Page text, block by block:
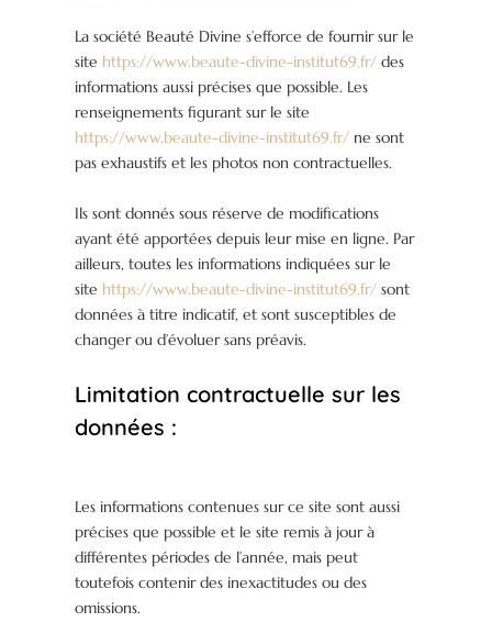
La société Beauté Divine s’efforce de fournir sur le
site https://www.beaute-divine-institut69.fr/ des
informations aussi précises que possible. Les
renseignements figurant sur le site
https://www.beaute-divine-institut69.fr/ ne sont
pas exhaustifs et les photos non contractuelles.
Ils sont donnés sous réserve de modifications
ayant été apportées depuis leur mise en ligne. Par
ailleurs, toutes les informations indiquées sur le
site https://www.beaute-divine-institut69.fr/ sont
données à titre indicatif, et sont susceptibles de
changer ou d’évoluer sans préavis.
Limitation contractuelle sur les
données :
Les informations contenues sur ce site sont aussi
précises que possible et le site remis à jour à
différentes périodes de l’année, mais peut
toutefois contenir des inexactitudes ou des
omissions.